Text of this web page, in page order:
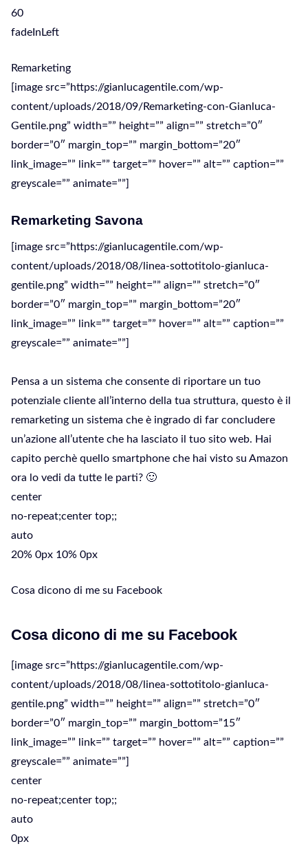
60
fadeInLeft
Remarketing
[image src=”https://gianlucagentile.com/wp-
content/uploads/2018/09/Remarketing-con-Gianluca-
Gentile.png” width=”” height=”” align=”” stretch=”0″
border=”0″ margin_top=”” margin_bottom=”20″
link_image=”” link=”” target=”” hover=”” alt=”” caption=””
greyscale=”” animate=””]
Remarketing Savona
[image src=”https://gianlucagentile.com/wp-
content/uploads/2018/08/linea-sottotitolo-gianluca-
gentile.png” width=”” height=”” align=”” stretch=”0″
border=”0″ margin_top=”” margin_bottom=”20″
link_image=”” link=”” target=”” hover=”” alt=”” caption=””
greyscale=”” animate=””]
Pensa a un sistema che consente di riportare un tuo
potenziale cliente all’interno della tua struttura, questo è il
remarketing un sistema che è ingrado di far concludere
un’azione all’utente che ha lasciato il tuo sito web. Hai
capito perchè quello smartphone che hai visto su Amazon
ora lo vedi da tutte le parti? 🙂
center
no-repeat;center top;;
auto
20% 0px 10% 0px
Cosa dicono di me su Facebook
Cosa dicono di me su Facebook
[image src=”https://gianlucagentile.com/wp-
content/uploads/2018/08/linea-sottotitolo-gianluca-
gentile.png” width=”” height=”” align=”” stretch=”0″
border=”0″ margin_top=”” margin_bottom=”15″
link_image=”” link=”” target=”” hover=”” alt=”” caption=””
greyscale=”” animate=””]
center
no-repeat;center top;;
auto
0px